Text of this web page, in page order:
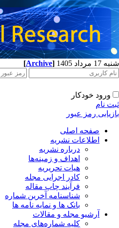
شنبه 17 مرداد 1405 [Archive]
ورود خودکار
ثبت نام
بازیابی رمز عبور
صفحه اصلی
اطلاعات نشریه
درباره نشریه
اهداف و زمینه‌ها
هیات تحریریه
کادر اجرایی مجله
فرآیند چاپ مقاله
شناسنامه آخرین شماره
بانک ها و نمایه نامه ها
آرشیو مجله و مقالات
کلیه شماره‌های مجله